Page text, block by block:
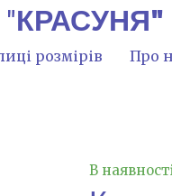
"КРАСУНЯ"
розмірів Про
В